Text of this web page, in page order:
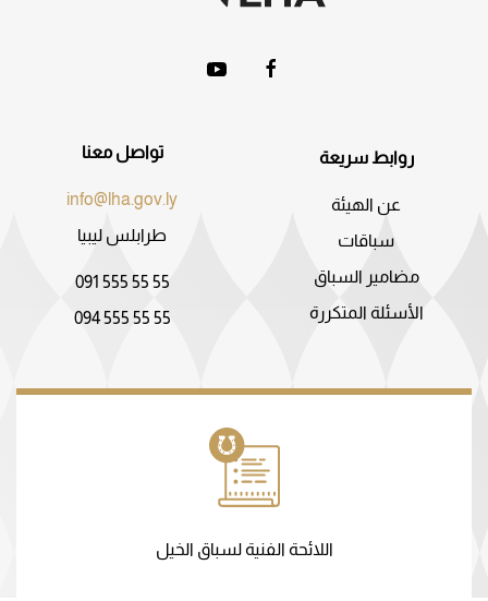
روابط سريعة
عن الهيئة
سباقات
مضامير السباق
الأسئلة المتكررة
تواصل معنا
info@lha.gov.ly
طرابلس ليبيا
091 555 55 55
094 555 55 55
اللائحة الفنية لسباق الخيل